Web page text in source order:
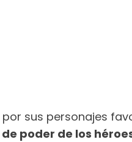
sus personajes
poder de los